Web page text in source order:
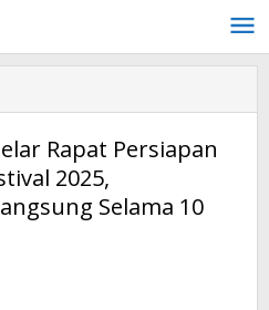
Sintang
Gelar
Rapat
Persiapan
Kelam
Rapat Persiapan
2025,
Selama 10